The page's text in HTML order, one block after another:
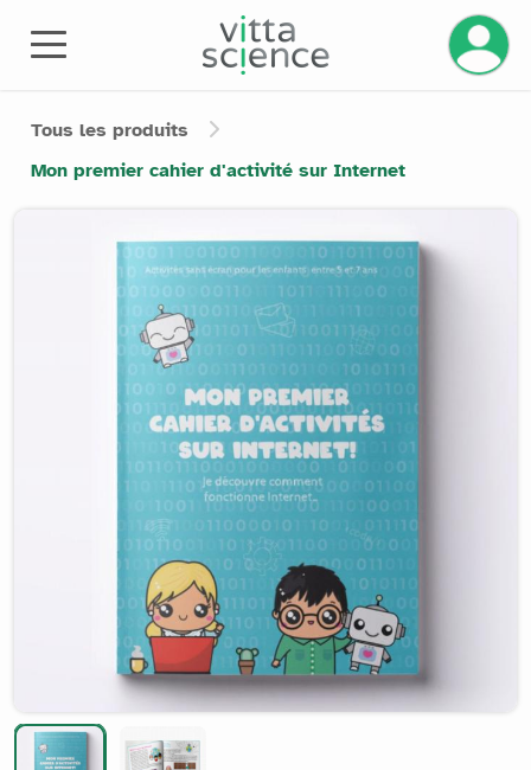
Gérez
Tous les produits
Mon premier cahier d'activité sur Internet